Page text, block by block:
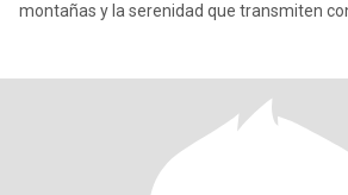
montañas y la serenidad que